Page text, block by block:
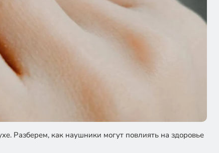
Разберем, как наушники могут повлиять на здоровье